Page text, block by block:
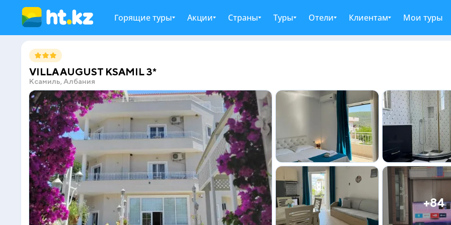
Горящие туры Акции Страны Туры Отели Клиентам Мои туры
VILLA AUGUST KSAMIL 3*
Ксамиль, Албания
+84